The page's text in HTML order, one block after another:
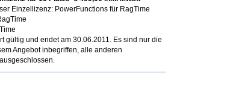
Einzellizenz: PowerFunctions für RagTime
gültig und endet am 30.06.2011. Es sind nur die
Angebot inbegriffen, alle anderen